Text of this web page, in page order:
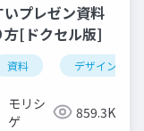
いプレゼン資料
方[ドクセル版]
資料 デザイン
モリシ
ゲ
859.3K